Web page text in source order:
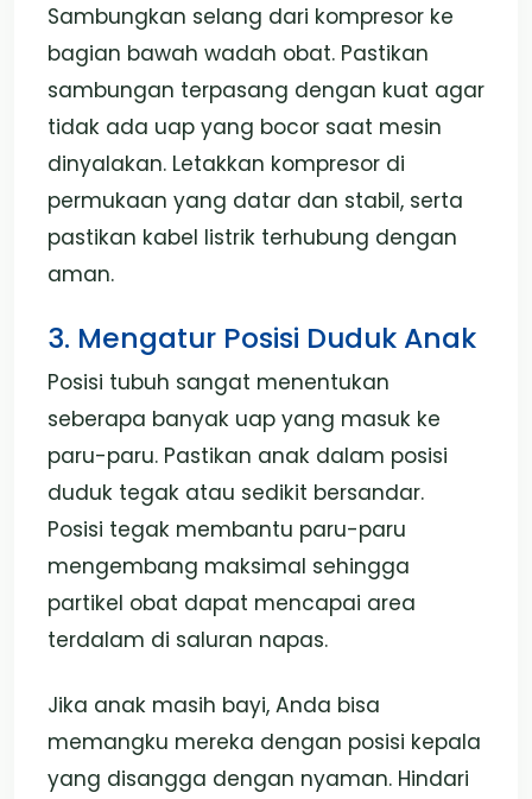
Sambungkan selang dari kompresor ke
bagian bawah wadah obat. Pastikan
sambungan terpasang dengan kuat agar
tidak ada uap yang bocor saat mesin
dinyalakan. Letakkan kompresor di
permukaan yang datar dan stabil, serta
pastikan kabel listrik terhubung dengan
aman.
3. Mengatur Posisi Duduk Anak
Posisi tubuh sangat menentukan
seberapa banyak uap yang masuk ke
paru-paru. Pastikan anak dalam posisi
duduk tegak atau sedikit bersandar.
Posisi tegak membantu paru-paru
mengembang maksimal sehingga
partikel obat dapat mencapai area
terdalam di saluran napas.
Jika anak masih bayi, Anda bisa
memangku mereka dengan posisi kepala
yang disangga dengan nyaman. Hindari